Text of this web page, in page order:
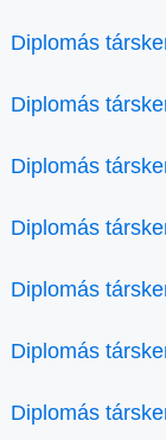
Diplomás
Diplomás
Diplomás
Diplomás
Diplomás
Diplomás
Diplomás